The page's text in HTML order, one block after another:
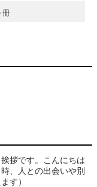
冊
拶です。こんにちは
、人との出会いや別
す）